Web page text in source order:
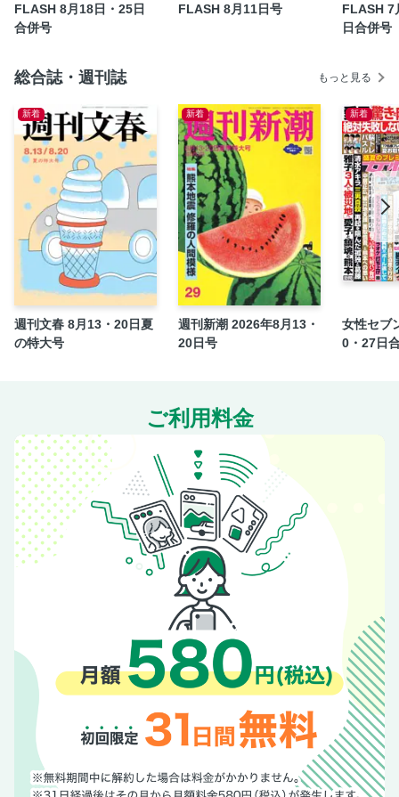
中村舞「Magnetic Presence」
開！
すすめ作品を一挙ご紹介！
【デジタル版特典】コミック連載「キラー通りのソムリエ探
偵」
FLASH 8月18日・25日
合併号
FLASH 8月11日号
FLASH 7
日合併号
総合誌・週刊誌 もっと見る
新着
週刊文春 8月13・20日夏
の特大号
新着
週刊新潮 2026年8月13・
20日号
新着
女性セブ
0・27日
ご利用料金